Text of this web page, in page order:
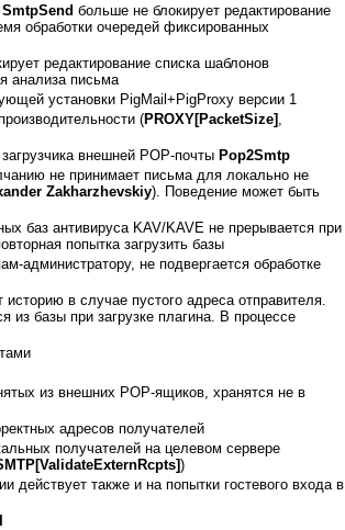
SmtpSend больше не блокирует редактирование
обработки очередей фиксированных
редактирование списка шаблонов
анализа письма
установки PigMail+PigProxy версии 1
(PROXY[PacketSize]
внешней POP-почты Pop2Smtp
не принимает письма для локально не
Zakharzhevskiy). Поведение может быть
баз антивируса KAV/KAVE не прерывается при
попытка загрузить базы
администратору, не подвергается обработке
в случае пустого адреса отправителя.
базы при загрузке плагина. В процессе
из внешних POP-ящиков, хранятся не в
адресов получателей
получателей на целевом сервере
)
действует также и на попытки гостевого входа в